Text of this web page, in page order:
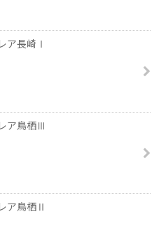
ア長崎Ⅰ
ア鳥栖Ⅲ
ア鳥栖Ⅱ